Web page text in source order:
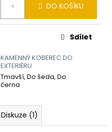
DO KOŠÍKU
KAMENNÝ KOBEREC DO
EXTERIÉRU
Tmavší, Do šeda, Do
černa
Sdílet
Diskuze (1)